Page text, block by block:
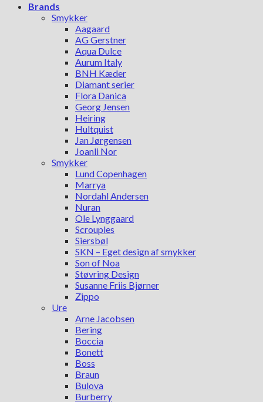
Brands
Smykker
Aagaard
AG Gerstner
Aqua Dulce
Aurum Italy
BNH Kæder
Diamant serier
Flora Danica
Georg Jensen
Heiring
Hultquist
Jan Jørgensen
Joanli Nor
Smykker
Lund Copenhagen
Marrya
Nordahl Andersen
Nuran
Ole Lynggaard
Scrouples
Siersbøl
SKN – Eget design af smykker
Son of Noa
Støvring Design
Susanne Friis Bjørner
Zippo
Ure
Arne Jacobsen
Bering
Boccia
Bonett
Boss
Braun
Bulova
Burberry